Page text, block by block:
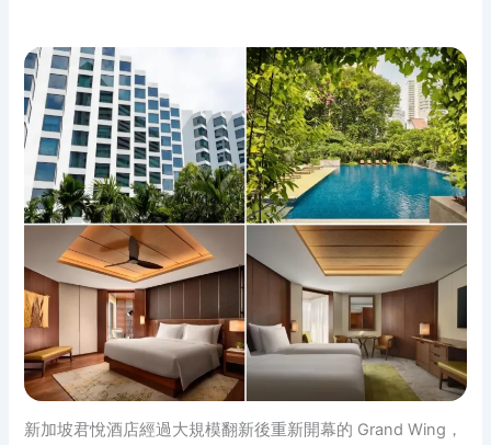
新加坡君悅酒店經過大規模翻新後重新開幕的 Grand Wing，